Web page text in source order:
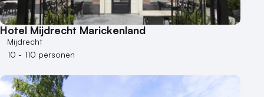
Hotel Mijdrecht Marickenland
Mijdrecht
10 - 110 personen